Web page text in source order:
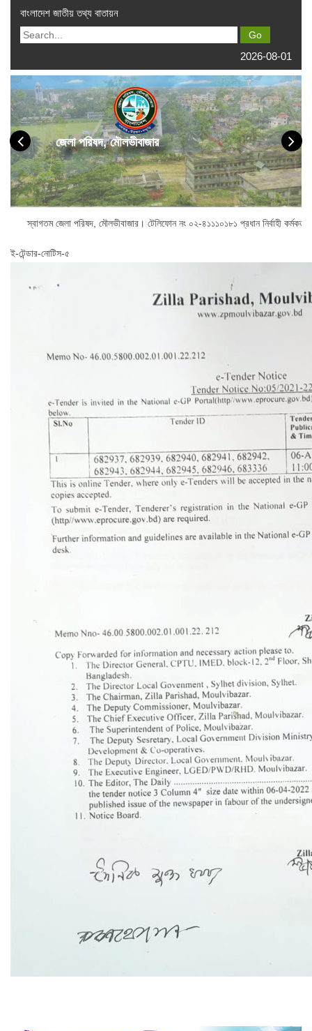
বাংলাদেশ জাতীয় তথ্য বাতায়ন
2026-08-01
জেলা পরিষদ, মৌলভীবাজার
জেলা পরিষদ, মৌলভীবাজার। টেলিফোন নং ০২-৪১১১০১৮১ প্রধান নির্বাহী কর্মকর্তা অফিস
ই-টেন্ডার-নোটিস-৫